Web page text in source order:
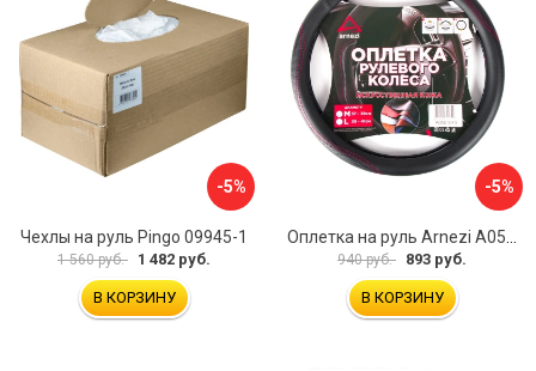
-5%
Чехлы на руль Pingo 09945-1
1 560 руб. 1 482 руб.
В КОРЗИНУ
-5%
940 руб. 893 руб.
В КОРЗИНУ